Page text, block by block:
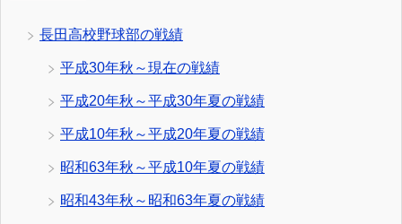
長田高校野球部の戦績
平成30年秋～現在の戦績
平成20年秋～平成30年夏の戦績
平成10年秋～平成20年夏の戦績
昭和63年秋～平成10年夏の戦績
昭和43年秋～昭和63年夏の戦績